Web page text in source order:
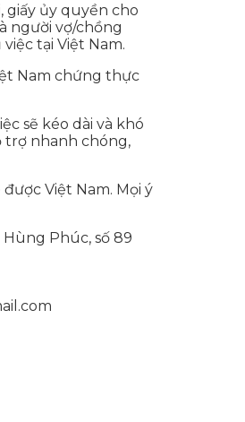
giấy ủy quyền cho
người vợ/chồng
tại Việt Nam.
Nam chứng thực
sẽ kéo dài và khó
trợ nhanh chóng,
Việt Nam. Mọi ý
Phúc, số 89